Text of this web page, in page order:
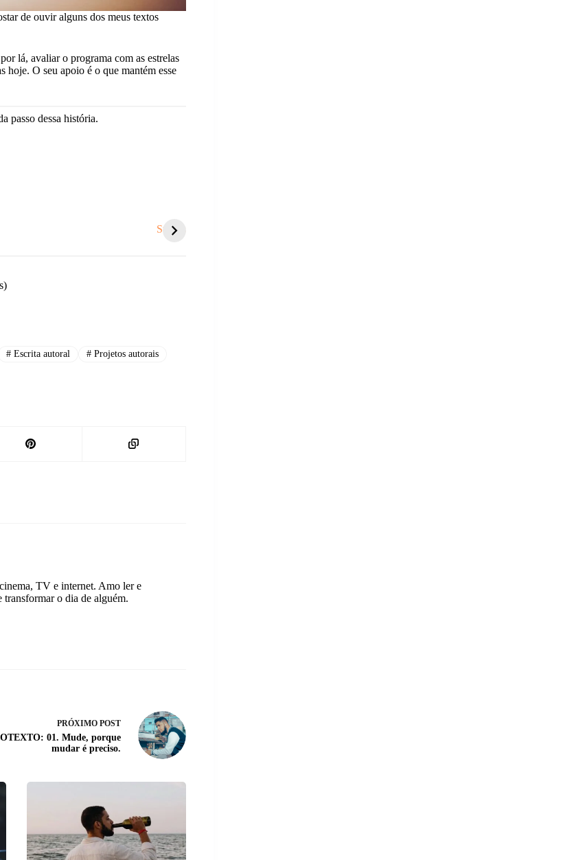
de ouvir alguns dos meus textos
lá, avaliar o programa com as estrelas
hoje. O seu apoio é o que mantém esse
passo dessa história.
Stories
# Escrita autoral # Projetos autorais
TV e internet. Amo ler e
transformar o dia de alguém.
PRÓXIMO POST
01. Mude, porque
mudar é preciso.